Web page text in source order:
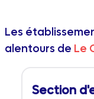
Les
alentours de Le
Section